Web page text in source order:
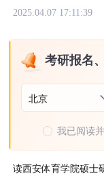
2025.04.07 17:11:39
考研报名
北京
我已阅读
读西安体育学院硕士